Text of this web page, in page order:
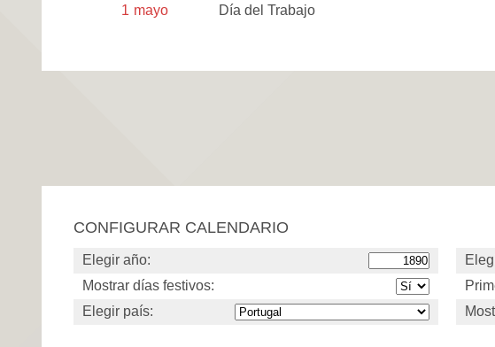
1 mayo Día del Trabajo
CONFIGURAR CALENDARIO
Elegir año:
Mostrar días festivos:
Elegir país: